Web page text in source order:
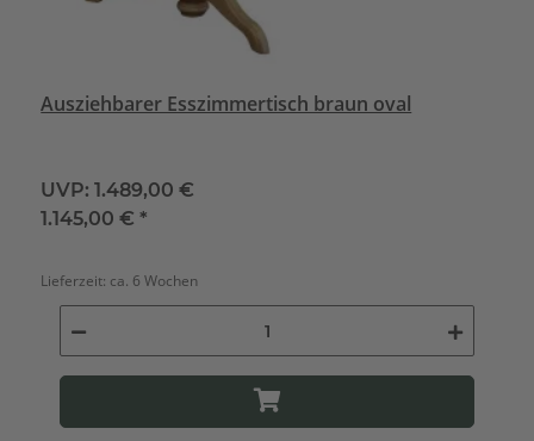
Ausziehbarer Esszimmertisch braun oval
UVP: 1.489,00 €
1.145,00 €*
Lieferzeit: ca. 6 Wochen